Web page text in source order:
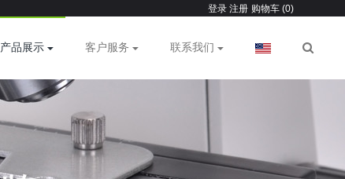
登录 注册 购物车 (0)
产品展示 客户服务 联系我们